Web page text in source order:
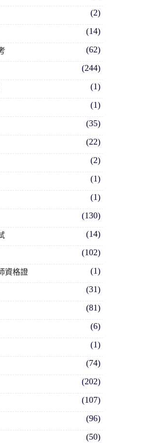
(2)
(14)
(62)
(244)
(1)
(1)
(35)
(22)
(2)
(1)
(1)
(130)
(14)
(102)
資格證 (1)
(31)
(81)
(6)
(1)
(74)
(202)
(107)
(96)
(50)